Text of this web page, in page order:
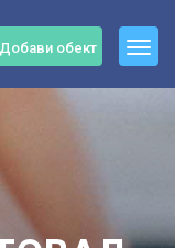
Добави обект